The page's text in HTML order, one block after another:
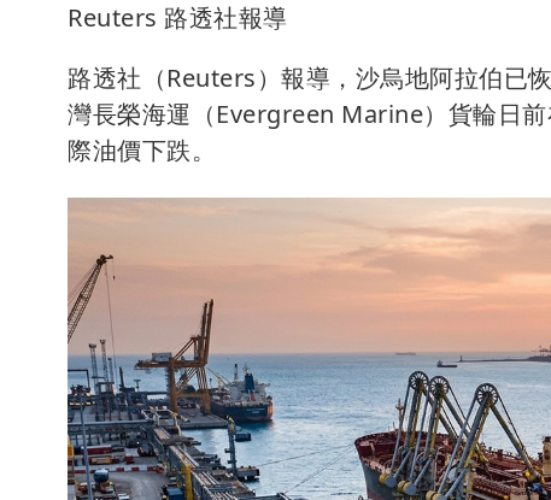
Reuters 路透社報導
路透社（Reuters）報導，沙烏地阿拉伯已
灣長榮海運（Evergreen Marine）貨輪日
際油價下跌。